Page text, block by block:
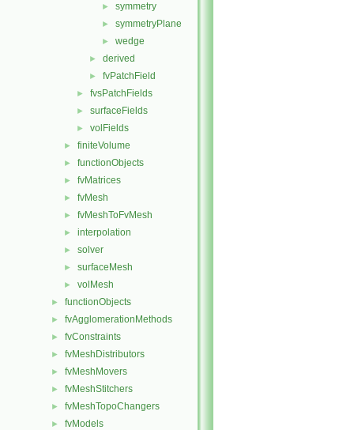
► symmetry
► symmetryPlane
► wedge
► derived
► fvPatchField
► fvsPatchFields
► surfaceFields
► volFields
► finiteVolume
► functionObjects
► fvMatrices
► fvMesh
► fvMeshToFvMesh
► interpolation
► solver
► surfaceMesh
► volMesh
► functionObjects
► fvAgglomerationMethods
► fvConstraints
► fvMeshDistributors
► fvMeshMovers
► fvMeshStitchers
► fvMeshTopoChangers
► fvModels